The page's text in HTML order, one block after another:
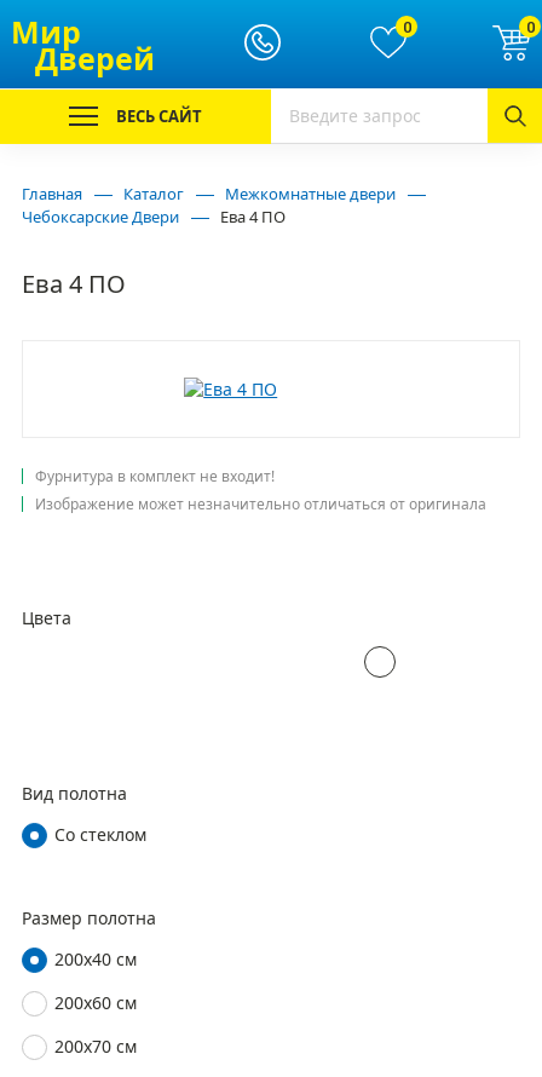
Мир
Дверей
0 0
ВЕСЬ САЙТ
Главная Каталог
Межкомнатные двери
Чебоксарские Двери
Ева 4 ПО
Ева 4 ПО
Фурнитура в комплект не входит!
Изображение может незначительно отличаться от оригинала
Цвета
Вид полотна
Со стеклом
Размер полотна
200х40 см
200х60 см
200х70 см